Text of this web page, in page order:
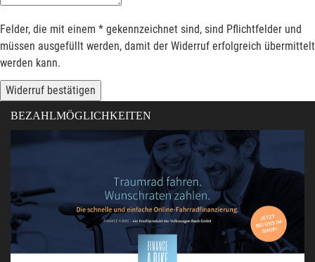
Felder, die mit einem * gekennzeichnet sind, sind Pflichtfelder und
müssen ausgefüllt werden, damit der Widerruf erfolgreich übermittelt
werden kann.
Widerruf bestätigen
BEZAHLMÖGLICHKEITEN